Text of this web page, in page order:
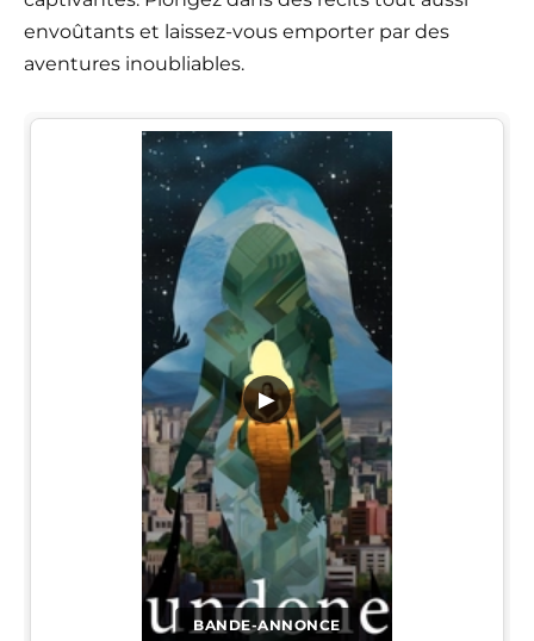
envoûtants et laissez-vous emporter par des
aventures inoubliables.
BANDE-ANNONCE
▶